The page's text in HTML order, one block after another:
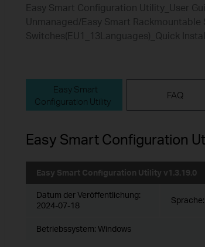
Easy Smart Configuration Utility_User
Unmanaged/Easy Smart
Switches(EU1_13Languages)_Quick
Easy Smart
Configuration Utility
FAQ
Easy Smart Configuration
Easy Smart Configuration Utility v1.3.19.0
Datum der Veröffentlichung:
2024-07-18
Sprache:
Betriebssystem: Windows